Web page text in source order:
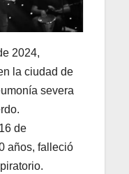
2024,
la ciudad de
severa
de
años, falleció